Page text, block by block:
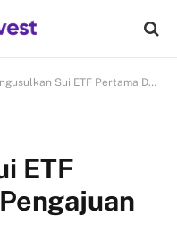
ETF Pertama Dalam Pengajuan SEC AS
ETF